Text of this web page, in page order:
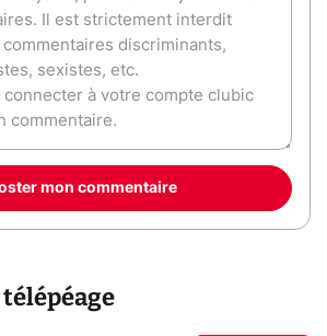
mon commentaire
télépéage